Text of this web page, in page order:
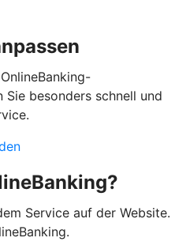
Sie besonders schnell und
Service auf der Website.